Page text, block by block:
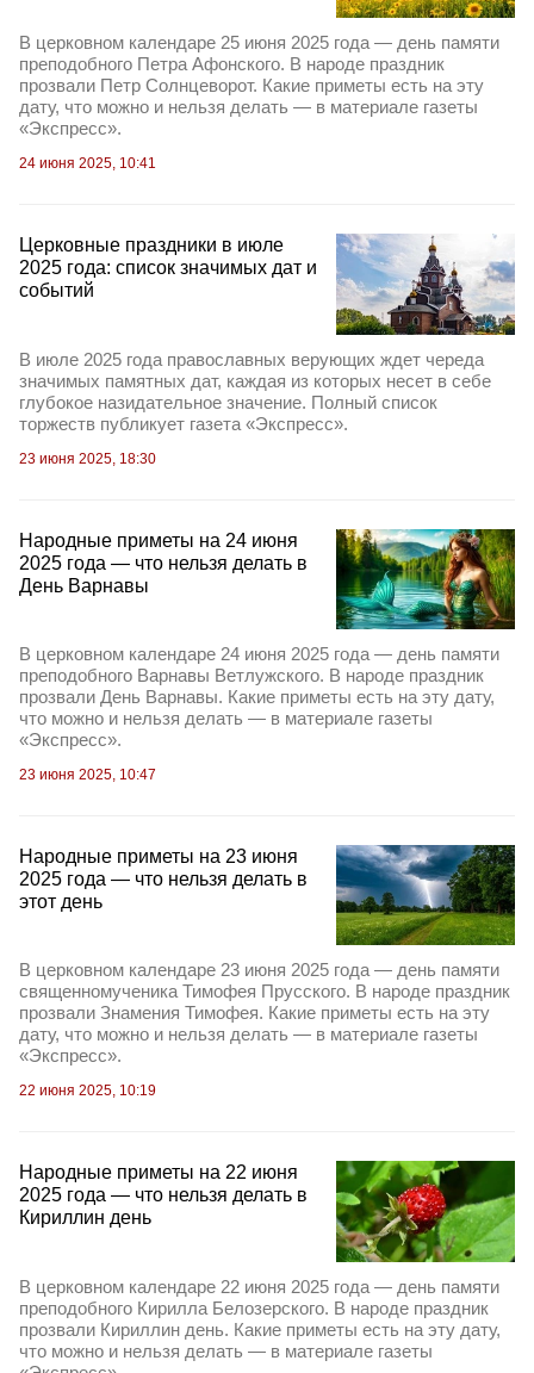
В церковном календаре 25 июня 2025 года — день памяти
преподобного Петра Афонского. В народе праздник
прозвали Петр Солнцеворот. Какие приметы есть на эту
дату, что можно и нельзя делать — в материале газеты
«Экспресс».
24 июня 2025, 10:41
Церковные праздники в июле
2025 года: список значимых дат и
событий
В июле 2025 года православных верующих ждет череда
значимых памятных дат, каждая из которых несет в себе
глубокое назидательное значение. Полный список
торжеств публикует газета «Экспресс».
23 июня 2025, 18:30
Народные приметы на 24 июня
2025 года — что нельзя делать в
День Варнавы
В церковном календаре 24 июня 2025 года — день памяти
преподобного Варнавы Ветлужского. В народе праздник
прозвали День Варнавы. Какие приметы есть на эту дату,
что можно и нельзя делать — в материале газеты
«Экспресс».
23 июня 2025, 10:47
Народные приметы на 23 июня
2025 года — что нельзя делать в
этот день
В церковном календаре 23 июня 2025 года — день памяти
священномученика Тимофея Прусского. В народе праздник
прозвали Знамения Тимофея. Какие приметы есть на эту
дату, что можно и нельзя делать — в материале газеты
«Экспресс».
22 июня 2025, 10:19
Народные приметы на 22 июня
2025 года — что нельзя делать в
Кириллин день
В церковном календаре 22 июня 2025 года — день памяти
преподобного Кирилла Белозерского. В народе праздник
прозвали Кириллин день. Какие приметы есть на эту дату,
что можно и нельзя делать — в материале газеты